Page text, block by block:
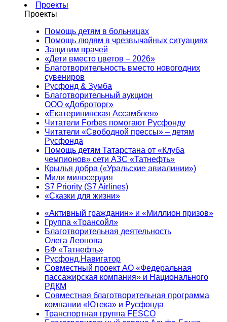
Проекты
Проекты
Помощь детям в больницах
Помощь людям в чрезвычайных ситуациях
Защитим врачей
«Дети вместо цветов – 2026»
Благотворительность вместо новогодних
сувениров
Русфонд & Зумба
Благотворительный аукцион
ООО «Доброторг»
«Екатерининская Ассамблея»
Читатели Forbes помогают Русфонду
Читатели «Свободной прессы» – детям
Русфонда
Помощь детям Татарстана от «Клуба
чемпионов» сети АЗС «Татнефть»
Крылья добра («Уральские авиалинии»)
Мили милосердия
S7 Priority (S7 Airlines)
«Сказки для жизни»
«Активный гражданин» и «Миллион призов»
Группа «Трансойл»
Благотворительная деятельность
Олега Леонова
БФ «Татнефть»
Русфонд.Навигатор
Совместный проект АО «Федеральная
пассажирская компания» и Национального
РДКМ
Совместная благотворительная программа
компании «Ютека» и Русфонда
Транспортная группа FESCO